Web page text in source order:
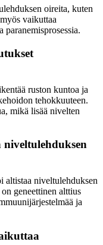
oireita, kuten
vaikuttaa
paranemisprosessia.
ruston kuntoa ja
tehokkuuteen.
mikä lisää nivelten
altistaa niveltulehduksen
geneettinen alttius
ja